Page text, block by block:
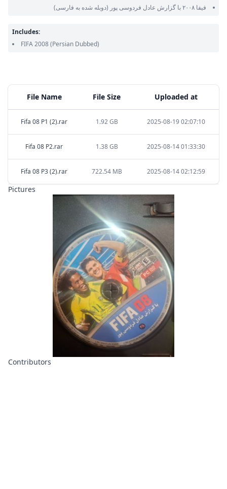
File Name File Size Uploaded at
Fifa 08 P1 (2).rar 1.92 GB 2025-08-19 02:07:10
Fifa 08 P2.rar 1.38 GB 2025-08-14 01:33:30
Fifa 08 P3 (2).rar 722.54 MB 2025-08-14 02:12:59
Pictures
Contributors
فیفا ۲۰۰۸ با گزارش عادل فردوسی پور
(دوبله شده به فارسی)
Includes:
FIFA 2008(Persian Dubbed)